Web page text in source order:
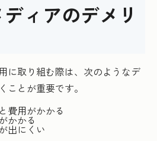
ィアのデメリ
に取り組む際は、次のようなデ
ことが重要です。
費用がかかる
かかる
出にくい